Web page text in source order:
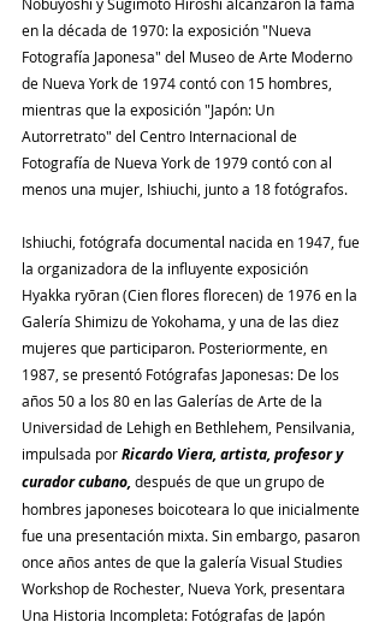
en la década de 1970: la exposición "Nueva
Fotografía Japonesa" del Museo de Arte Moderno
de Nueva York de 1974 contó con 15 hombres,
mientras que la exposición "Japón: Un
Autorretrato" del Centro Internacional de
Fotografía de Nueva York de 1979 contó con al
menos una mujer, Ishiuchi, junto a 18 fotógrafos.
Ishiuchi, fotógrafa documental nacida en 1947, fue
la organizadora de la influyente exposición
Hyakka ryōran (Cien flores florecen) de 1976 en la
Galería Shimizu de Yokohama, y ​​una de las diez
mujeres que participaron. Posteriormente, en
1987, se presentó Fotógrafas Japonesas: De los
años 50 a los 80 en las Galerías de Arte de la
Universidad de Lehigh en Bethlehem, Pensilvania,
impulsada por Ricardo Viera, artista, profesor y
curador cubano, después de que un grupo de
hombres japoneses boicoteara lo que inicialmente
fue una presentación mixta. Sin embargo, pasaron
once años antes de que la galería Visual Studies
Workshop de Rochester, Nueva York, presentara
Una Historia Incompleta: Fotógrafas de Japón